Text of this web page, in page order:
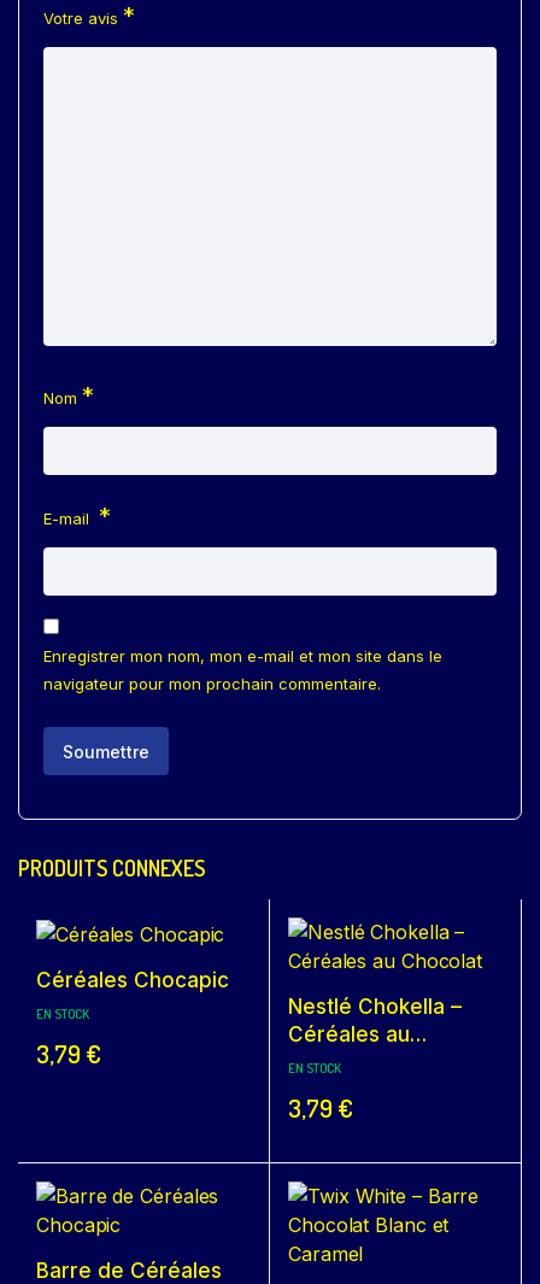
Votre avis *
Nom *
E-mail *
Enregistrer mon nom, mon e-mail et mon site dans le
navigateur pour mon prochain commentaire.
PRODUITS CONNEXES
Céréales Chocapic
EN STOCK
3,79 €
Nestlé Chokella –
Céréales au
Chocolat
EN STOCK
3,79 €
Barre de Céréales